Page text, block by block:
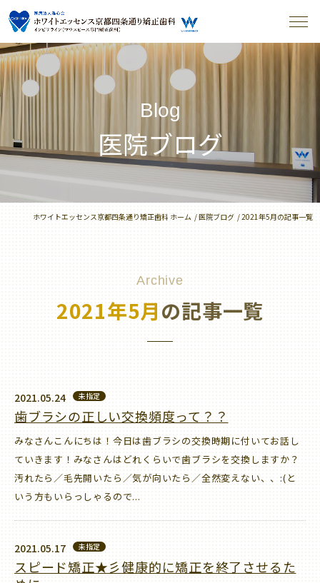
Blog
医院ブログ
ホワイトエッセンス京都四条通り矯正歯科 ホーム 医院ブログ 2021年5月の記事一覧
Archive
2021年5月の記事一覧
2021.05.24 未指定
歯ブラシの正しい交換頻度って？？
みなさんこんにちは！今日は歯ブラシの交換時期に付いてお話し
ていきます！みなさんはどれくらいで歯ブラシを交換しますか？
汚れたら／毛先開いたら／気が向いたら／全然変えない、、:(と
いう方もいらっしゃるので...
2021.05.17 未指定
スピード矯正★彡健康的に矯正を終了させるた